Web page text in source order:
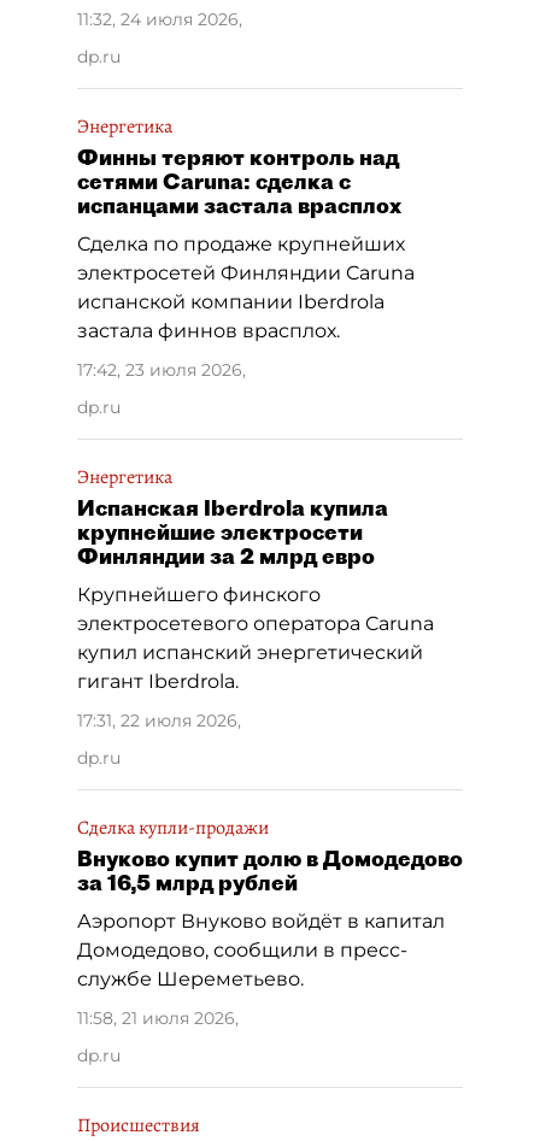
11:32, 24 июля 2026,
dp.ru
Энергетика
Финны теряют контроль над
сетями Caruna: сделка с
испанцами застала врасплох
Сделка по продаже крупнейших
электросетей Финляндии Caruna
испанской компании Iberdrola
застала финнов врасплох.
17:42, 23 июля 2026,
dp.ru
Энергетика
Испанская Iberdrola купила
крупнейшие электросети
Финляндии за 2 млрд евро
Крупнейшего финского
электросетевого оператора Caruna
купил испанский энергетический
гигант Iberdrola.
17:31, 22 июля 2026,
dp.ru
Сделка купли-продажи
Внуково купит долю в Домодедово
за 16,5 млрд рублей
Аэропорт Внуково войдёт в капитал
Домодедово, сообщили в пресс-
службе Шереметьево.
11:58, 21 июля 2026,
dp.ru
Происшествия